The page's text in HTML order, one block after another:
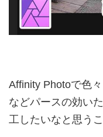
Affinity Photoで色
などパースの効い
工したいなと思う